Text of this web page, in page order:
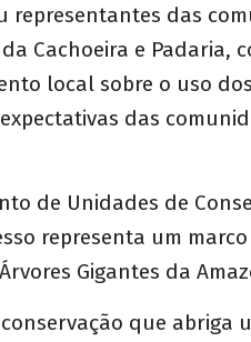
representantes das
Cachoeira e Padaria,
local sobre o uso
das
de Unidades de
representa um
Gigantes da
que abriga